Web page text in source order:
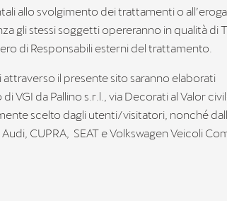
allo svolgimento dei trattamenti o
gli stessi soggetti opereranno in qualità di
di Responsabili esterni del trattamento.
il presente sito saranno elaborati
VGI da Pallino s.r.l., via Decorati al Valor
scelto dagli utenti/visitatori, nonché
CUPRA, SEAT e Volkswagen Veicoli